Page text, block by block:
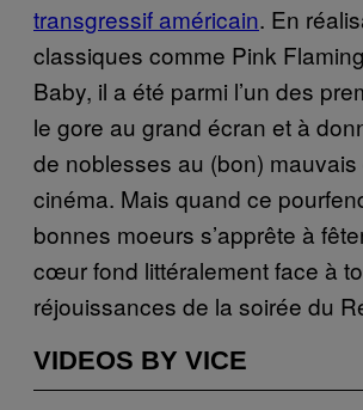
transgressif américain. En
classiques comme Pink
Baby, il a été parmi l’un des
le gore au grand écran et à
de noblesses au (bon) mauvais
cinéma. Mais quand ce
bonnes moeurs s’apprête à
cœur fond littéralement face à
réjouissances de la soirée du
VIDEOS BY VICE